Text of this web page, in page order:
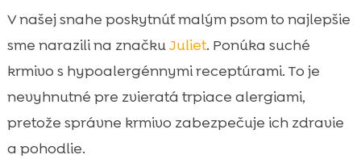
V našej snahe poskytnúť malým psom to najlepšie
sme narazili na značkuJuliet. Ponúka suché
krmivo s hypoalergénnymi receptúrami. To je
nevyhnutné pre zvieratá trpiace alergiami,
pretože správne krmivo zabezpečuje ich zdravie
a pohodlie.